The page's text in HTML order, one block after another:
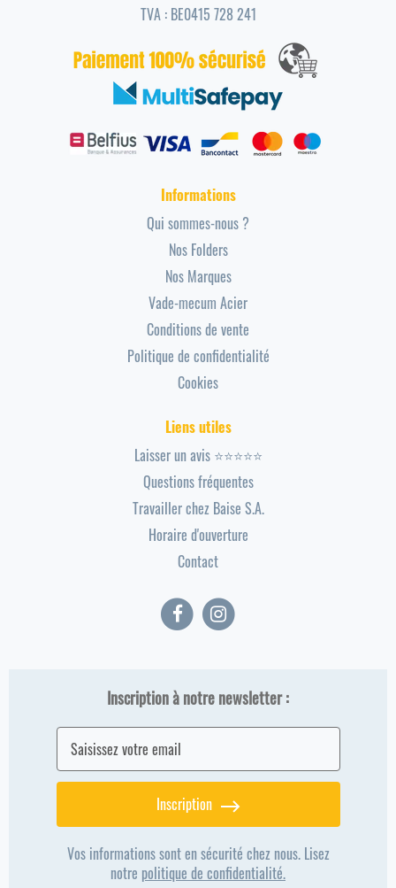
TVA : BE0415 728 241
Informations
Qui sommes-nous ?
Nos Folders
Nos Marques
Vade-mecum Acier
Conditions de vente
Politique de confidentialité
Cookies
Liens utiles
Laisser un avis ⭐⭐⭐⭐⭐
Questions fréquentes
Travailler chez Baise S.A.
Horaire d'ouverture
Contact
Inscription à notre newsletter :
Inscription
Vos informations sont en sécurité chez nous. Lisez
notre politique de confidentialité.